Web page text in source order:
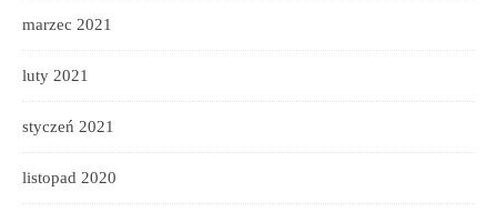
marzec 2021
luty 2021
styczeń 2021
listopad 2020